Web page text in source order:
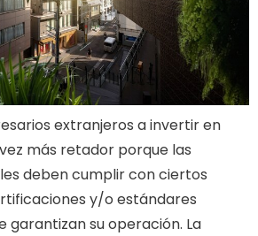
extranjeros a invertir en
más retador porque las
deben cumplir con ciertos
y/o estándares
garantizan su operación. La